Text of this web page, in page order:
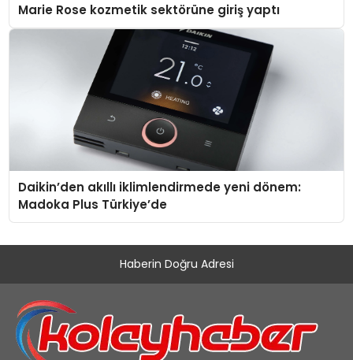
Marie Rose kozmetik sektörüne giriş yaptı
Daikin’den akıllı iklimlendirmede yeni dönem:
Madoka Plus Türkiye’de
Haberin Doğru Adresi